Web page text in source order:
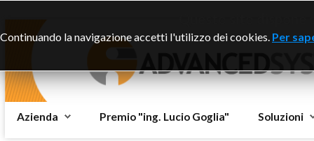
Azienda Premio "ing. Lucio Goglia" Soluzioni
Continuando la navigazione accetti l'utilizzo dei cookies. Per